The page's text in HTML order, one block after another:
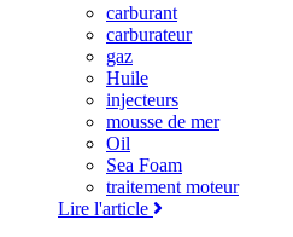
carburant
carburateur
gaz
Huile
injecteurs
mousse de mer
Oil
Sea Foam
traitement moteur
Lire l'article